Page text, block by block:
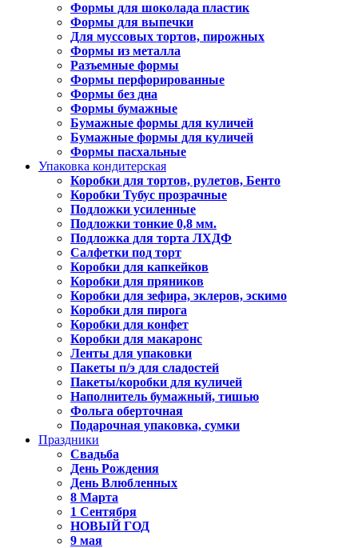
Формы для шоколада пластик
Формы для выпечки
Для муссовых тортов, пирожных
Формы из металла
Разъемные формы
Формы перфорированные
Формы без дна
Формы бумажные
Бумажные формы для куличей
Бумажные формы для куличей
Формы пасхальные
Упаковка кондитерская
Коробки для тортов, рулетов, Бенто
Коробки Тубус прозрачные
Подложки усиленные
Подложки тонкие 0,8 мм.
Подложка для торта ЛХДФ
Салфетки под торт
Коробки для капкейков
Коробки для пряников
Коробки для зефира, эклеров, эскимо
Коробки для пирога
Коробки для конфет
Коробки для макаронс
Ленты для упаковки
Пакеты п/э для сладостей
Пакеты/коробки для куличей
Наполнитель бумажный, тишью
Фольга оберточная
Подарочная упаковка, сумки
Праздники
Свадьба
День Рождения
День Влюбленных
8 Марта
1 Сентября
НОВЫЙ ГОД
9 мая